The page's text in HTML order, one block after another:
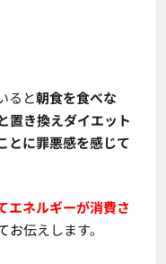
ると朝食を食べな
置き換えダイエット
とに罪悪感を感じて
エネルギーが消費さ
お伝えします。